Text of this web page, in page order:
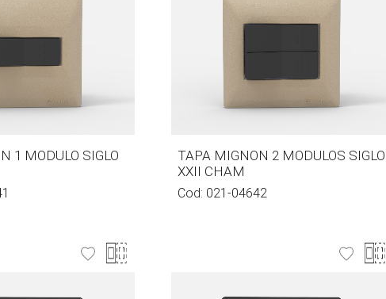
1 MODULO SIGLO
TAPA MIGNON 2 MODULOS SIGLO
XXII CHAM
Cod: 021-04642